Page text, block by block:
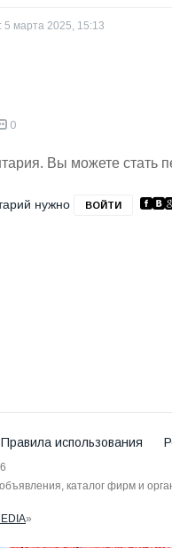
марта 2025, 15:13
0
Вы можете стать
нужно ВОЙТИ
Правила использования
каталог фирм и
»